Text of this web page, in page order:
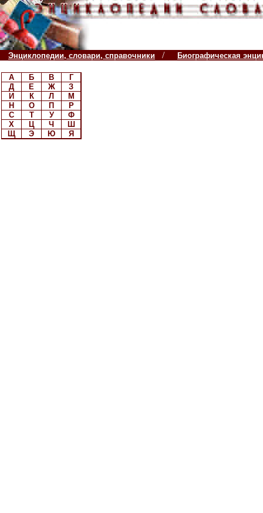
Энциклопедии, словари, справочники / Биографическая
А Б В
Г
Д
Е Ж
З
И
К Л
М
Н
О П
Р
С
Т У
Ф
Х
Ц Ч
Ш
Щ
Э Ю Я